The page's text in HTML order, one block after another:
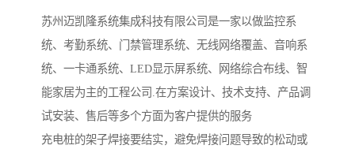
苏州迈凯隆系统集成科技有限公司是一家以做监控系
统、考勤系统、门禁管理系统、无线网络覆盖、音响系
统、一卡通系统、LED显示屏系统、网络综合布线、智
能家居为主的工程公司.在方案设计、技术支持、产品调
试安装、售后等多个方面为客户提供的服务
充电桩的架子焊接要结实，避免焊接问题导致的松动或